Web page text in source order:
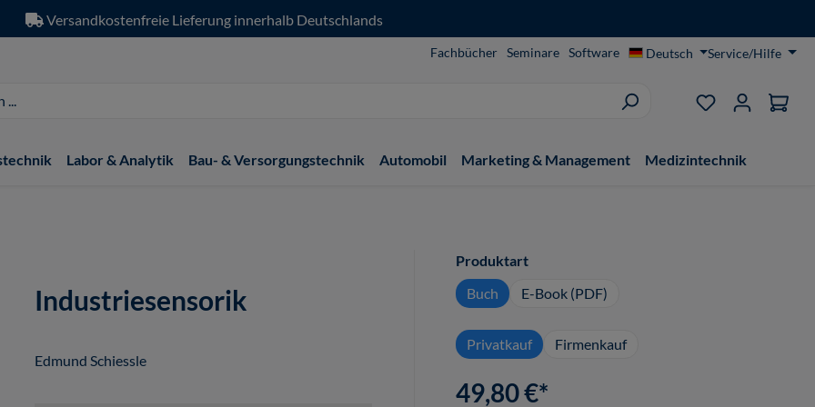
Versandkostenfreie Lieferung innerhalb Deutschlands
Fachbücher Seminare Software Deutsch Service/Hilfe
Du hast 0
Labor & Analytik Bau- & Versorgungstechnik Automobil Marketing & Management Medizintechnik
Industriesensorik
Edmund Schiessle
Produktartauswählen
Buch
E-Book (PDF)
Privatkauf Firmenkauf
49,80 €*